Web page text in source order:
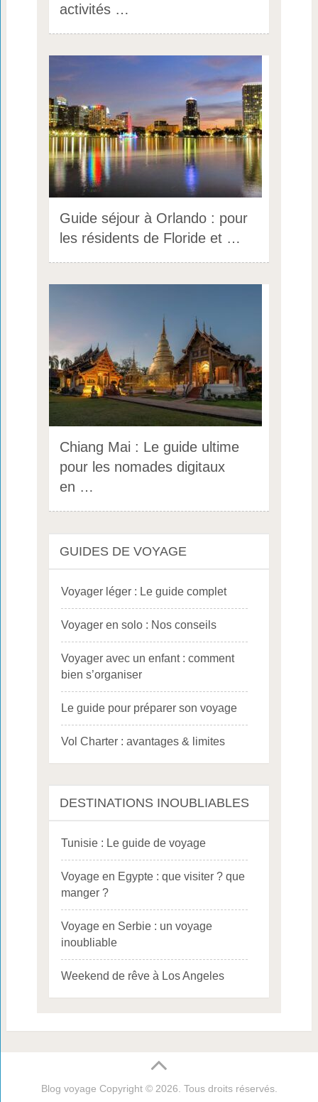
activités …
Guide séjour à Orlando : pour
les résidents de Floride et …
Chiang Mai : Le guide ultime
pour les nomades digitaux
en …
GUIDES DE VOYAGE
Voyager léger : Le guide complet
Voyager en solo : Nos conseils
Voyager avec un enfant : comment
bien s’organiser
Le guide pour préparer son voyage
Vol Charter : avantages & limites
DESTINATIONS INOUBLIABLES
Tunisie : Le guide de voyage
Voyage en Egypte : que visiter ? que
manger ?
Voyage en Serbie : un voyage
inoubliable
Weekend de rêve à Los Angeles
Blog voyage Copyright © 2026. Tous droits réservés.